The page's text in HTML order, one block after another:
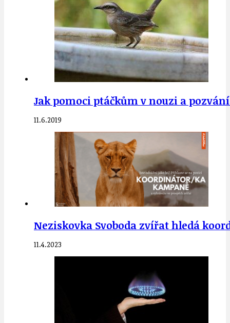
Jak pomoci ptáčkům v nouzi a
11.6.2019
Neziskovka Svoboda zvířat hledá
11.4.2023